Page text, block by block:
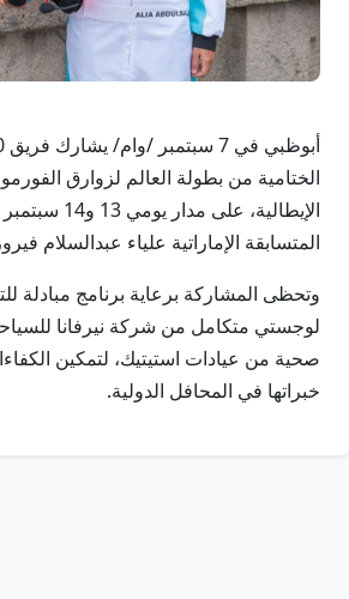
الإيطالية، على
المتسابقة الإماراتية علياء عبدالسلام
وتحظى المشاركة برعاية برنامج مبادلة
لوجستي متكامل من شركة نيرفانا
صحية من عيادات استيتيك، لتمكين
خبراتها في المحافل الدولية.